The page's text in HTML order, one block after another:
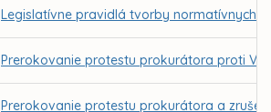
Legislatívne pravidlá tvorby normatívnych
Prerokovanie protestu prokurátora proti
Prerokovanie protestu prokurátora a